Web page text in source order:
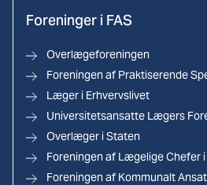
Foreninger i FAS
Overlægeforeningen
Foreningen af Praktiserende
Læger i Erhvervslivet
Universitetsansatte Lægers
Overlæger i Staten
Foreningen af Lægelige Chefer
Foreningen af Kommunalt